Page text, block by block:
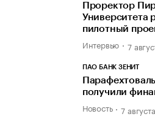
Проректор
Университета
пилотный
Интервью 7
ПАО БАНК ЗЕНИТ
получили
Новость 7